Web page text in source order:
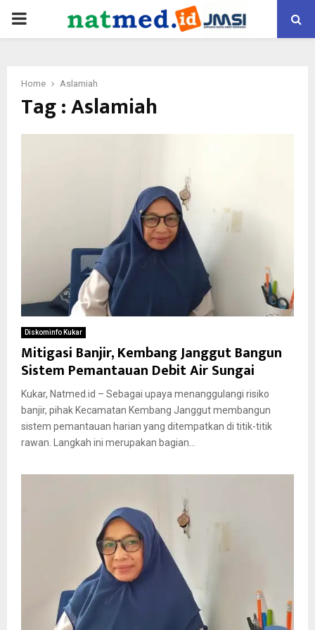
PRIMARY
Home Aslamiah
Tag : Aslamiah
Diskominfo Kukar
Mitigasi Banjir, Kembang Janggut Bangun
Sistem Pemantauan Debit Air Sungai
Kukar, Natmed.id – Sebagai upaya menanggulangi risiko
banjir, pihak Kecamatan Kembang Janggut membangun
sistem pemantauan harian yang ditempatkan di titik-titik
rawan. Langkah ini merupakan bagian...